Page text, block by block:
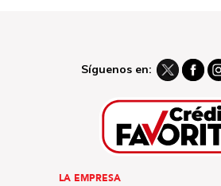
Síguenos en:
LA EMPRESA